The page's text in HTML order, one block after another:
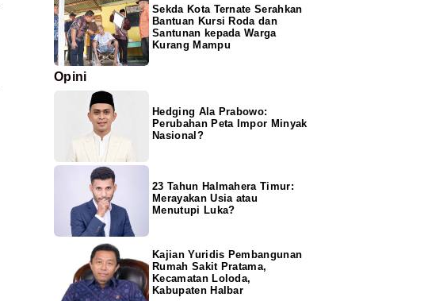
Sekda Kota Ternate Serahkan
Bantuan Kursi Roda dan
Santunan kepada Warga
Kurang Mampu
Opini
Hedging Ala Prabowo:
Perubahan Peta Impor Minyak
Nasional?
23 Tahun Halmahera Timur:
Merayakan Usia atau
Menutupi Luka?
Kajian Yuridis Pembangunan
Rumah Sakit Pratama,
Kecamatan Loloda,
Kabupaten Halbar